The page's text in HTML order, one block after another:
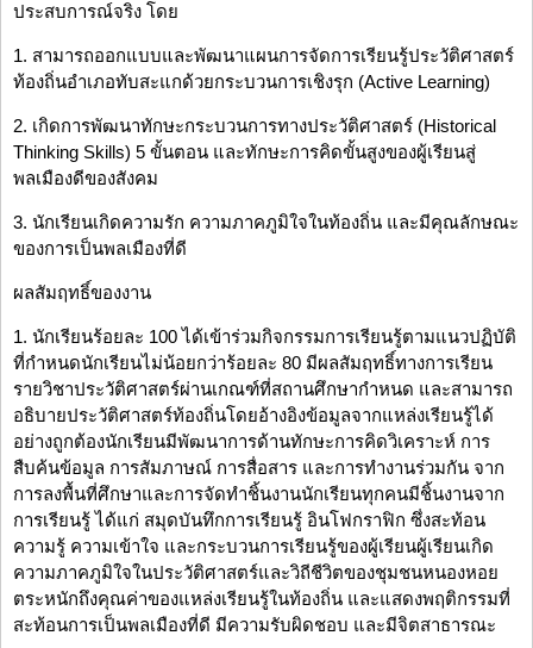
ประสบการณ์จริง โดย
1. สามารถออกแบบและพัฒนาแผนการจัดการเรียนรู้ประวัติศาสตร์
ท้องถิ่นอำเภอทับสะแกด้วยกระบวนการเชิงรุก (Active Learning)
2. เกิดการพัฒนาทักษะกระบวนการทางประวัติศาสตร์ (Historical
Thinking Skills) 5 ขั้นตอน และทักษะการคิดขั้นสูงของผู้เรียนสู่
พลเมืองดีของสังคม
3. นักเรียนเกิดความรัก ความภาคภูมิใจในท้องถิ่น และมีคุณลักษณะ
ของการเป็นพลเมืองที่ดี
ผลสัมฤทธิ์ของงาน
1. นักเรียนร้อยละ 100 ได้เข้าร่วมกิจกรรมการเรียนรู้ตามแนวปฏิบัติ
ที่กำหนดนักเรียนไม่น้อยกว่าร้อยละ 80 มีผลสัมฤทธิ์ทางการเรียน
รายวิชาประวัติศาสตร์ผ่านเกณฑ์ที่สถานศึกษากำหนด และสามารถ
อธิบายประวัติศาสตร์ท้องถิ่นโดยอ้างอิงข้อมูลจากแหล่งเรียนรู้ได้
อย่างถูกต้องนักเรียนมีพัฒนาการด้านทักษะการคิดวิเคราะห์ การ
สืบค้นข้อมูล การสัมภาษณ์ การสื่อสาร และการทำงานร่วมกัน จาก
การลงพื้นที่ศึกษาและการจัดทำชิ้นงานนักเรียนทุกคนมีชิ้นงานจาก
การเรียนรู้ ได้แก่ สมุดบันทึกการเรียนรู้ อินโฟกราฟิก ซึ่งสะท้อน
ความรู้ ความเข้าใจ และกระบวนการเรียนรู้ของผู้เรียนผู้เรียนเกิด
ความภาคภูมิใจในประวัติศาสตร์และวิถีชีวิตของชุมชนหนองหอย
ตระหนักถึงคุณค่าของแหล่งเรียนรู้ในท้องถิ่น และแสดงพฤติกรรมที่
สะท้อนการเป็นพลเมืองที่ดี มีความรับผิดชอบ และมีจิตสาธารณะ